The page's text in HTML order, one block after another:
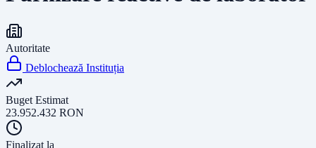
Autoritate
Deblochează Instituția
Buget Estimat
23.952.432 RON
Finalizat la